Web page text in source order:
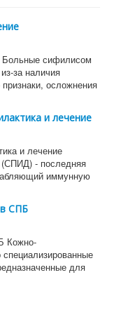
Больные сифилисом
за наличия
осложнения
и лечение
и лечение
(СПИД) - последняя
иммунную
СПБ
Кожно-
для